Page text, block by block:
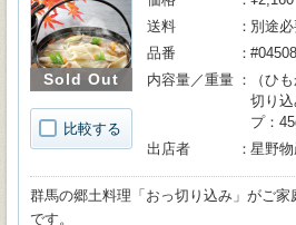
Sold Out
比較する
送料
別途
品番
内容量／重量
（ひ
切り
プ：
出店者
星野物
群馬の郷土料理「おっ切り込み」がご家
です。